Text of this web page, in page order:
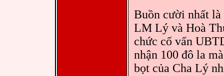
Buồn cười nhất
LM Lý và Hoà
chức cố vấn
nhận 100 đô la
bọt của Cha Lý